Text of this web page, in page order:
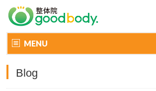
MENU
Blog